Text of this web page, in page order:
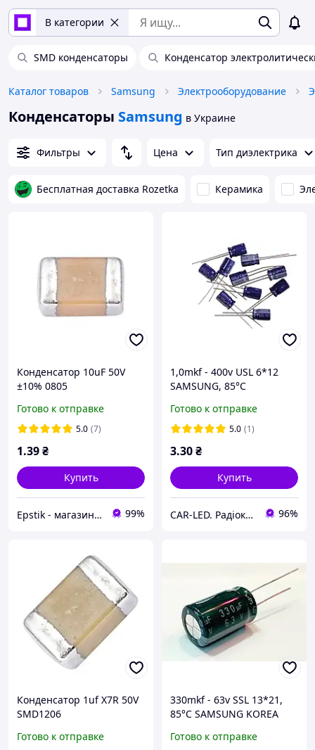
В категории
SMD конденсаторы Конденсатор
Каталог товаров Samsung Электрооборудование
Конденсаторы Samsung в Украине
Фильтры Цена Тип диэлектрика
Бесплатная доставка Rozetka Керамика
Конденсатор 10uF 50V
±10% 0805
Готово к отправке
5.0 (7)
1.39₴
Купить
Epstik - магазин радиокомпонентов 99%
1,0mkf - 400v USL 6*12
SAMSUNG, 85°C
електролітичний
Готово к отправке
5.0 (1)
3.30₴
Купить
CAR-LED. Радіокомпоненти та LED освітлення. 96%
Конденсатор 1uf X7R 50V
SMD1206
Готово к отправке
330mkf - 63v SSL 13*21,
85°C SAMSUNG KOREA
електролітичний
Готово к отправке